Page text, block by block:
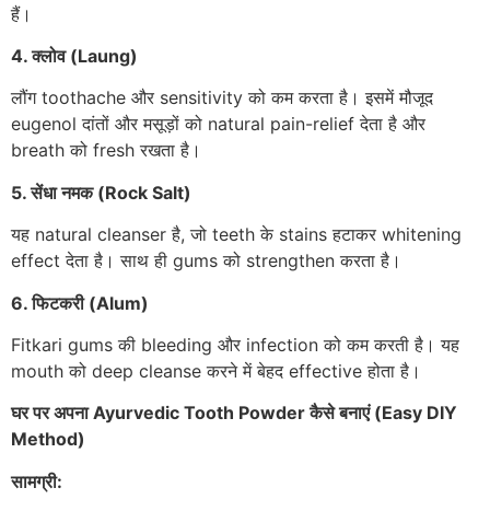
हैं।
4. क्लोव (Laung)
लौंग toothache और sensitivity को कम करता है। इसमें मौजूद
eugenol दांतों और मसूड़ों को natural pain-relief देता है और
breath को fresh रखता है।
5. सेंधा नमक (Rock Salt)
यह natural cleanser है, जो teeth के stains हटाकर whitening
effect देता है। साथ ही gums को strengthen करता है।
6. फिटकरी (Alum)
Fitkari gums की bleeding और infection को कम करती है। यह
mouth को deep cleanse करने में बेहद effective होता है।
घर पर अपना Ayurvedic Tooth Powder कैसे बनाएं (Easy DIY
Method)
सामग्री: